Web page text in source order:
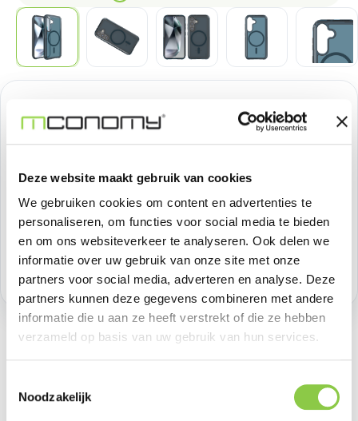
Deze website maakt gebruik van cookies
We gebruiken cookies om content en advertenties te
personaliseren, om functies voor social media te bieden
en om ons websiteverkeer te analyseren. Ook delen we
informatie over uw gebruik van onze site met onze
partners voor social media, adverteren en analyse. Deze
partners kunnen deze gegevens combineren met andere
informatie die u aan ze heeft verstrekt of die ze hebben
verzameld op basis van uw gebruik van hun services.
Noodzakelijk
€ 37,18
Prijzen excl. BTW
Producthoeveelheid: Voer de
Bestel nu
Productnummer:SOSIMP0137
Voorraad: 29
Ontdek de Defend Heavy Impact Hoes voor de